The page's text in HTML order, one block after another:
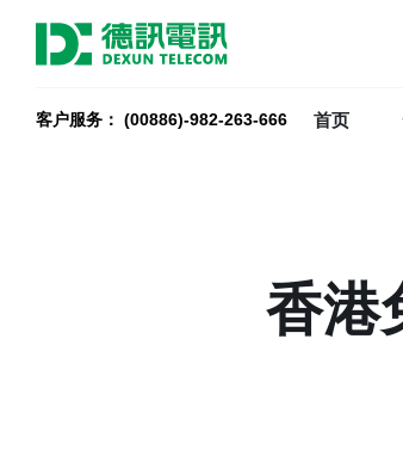
客户服务： (00886)-982-263-666 首页
香港